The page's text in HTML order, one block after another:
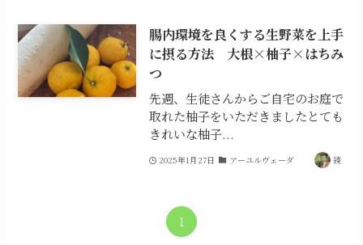
腸内環境を良くする生野菜を上手
に摂る方法 大根×柚子×はちみ
つ
先週、生徒さんからご自宅のお庭で
取れた柚子をいただきましたとても
きれいな柚子...
2025年1月27日 アーユルヴェーダ 綾
1